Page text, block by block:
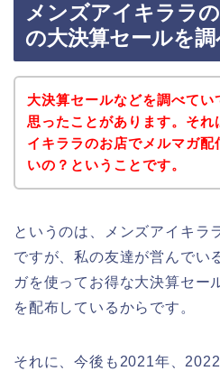
メンズアイキララ
の大決算セールを調
大決算セールなどを調べてい
思ったことがあります。それ
イキララのお店でメルマガ配
いの？ということです。
というのは、メンズアイキラ
ですが、私の友達が営んでい
ガを使ってお得な大決算セー
を配布しているからです。
それに、今後も2021年、